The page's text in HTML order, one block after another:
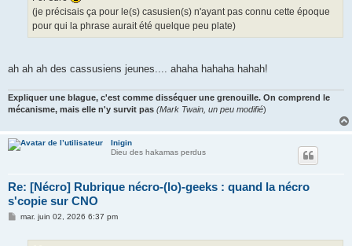
(je précisais ça pour le(s) casusien(s) n'ayant pas connu cette époque
pour qui la phrase aurait été quelque peu plate)
ah ah ah des cassusiens jeunes.... ahaha hahaha hahah!
Expliquer une blague, c'est comme disséquer une grenouille. On comprend le
mécanisme, mais elle n'y survit pas (Mark Twain, un peu modifié)
Inigin
Dieu des hakamas perdus
Re: [Nécro] Rubrique nécro-(lo)-geeks : quand la nécro
s'copie sur CNO
Mmar. juin 02, 2026 6:37 pm